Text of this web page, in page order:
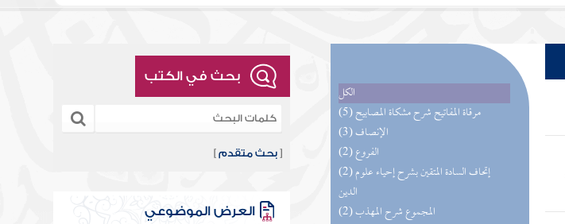
الكل
(5) مرقاة المفاتيح شرح مشكاة المصابيح
(3) الإنصاف
(2) الفروع
(2) إتحاف السادة المتقين بشرح إحياء علوم
الدين
(2) المجموع شرح المهذب
بحث في الكتب
[بحث متقدم ]
العرض الموضوعي